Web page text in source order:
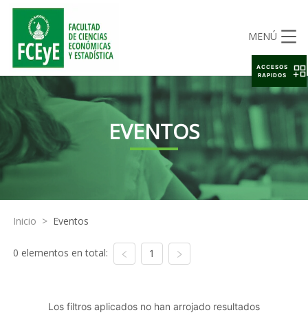
MENÚ
EVENTOS
Inicio > Eventos
0 elementos en total: 1
Los filtros aplicados no han arrojado resultados
ACCESOS
RAPIDOS